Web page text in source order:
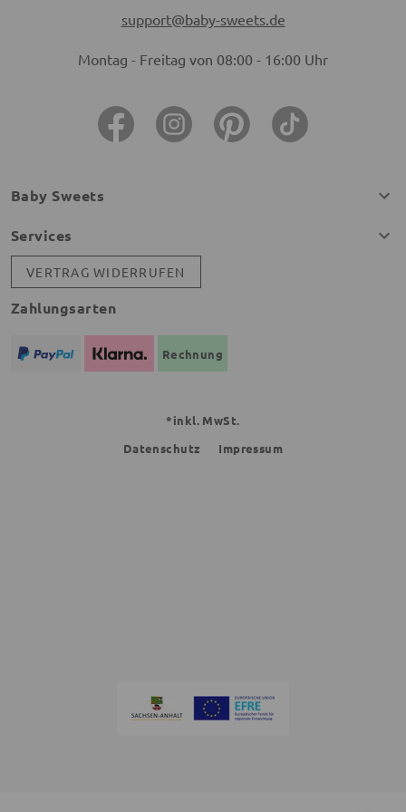
support@baby-sweets.de
Montag - Freitag von 08:00 - 16:00 Uhr
Baby Sweets
Services
VERTRAG WIDERRUFEN
Zahlungsarten
Rechnung
*inkl. MwSt.
Datenschutz
Impressum